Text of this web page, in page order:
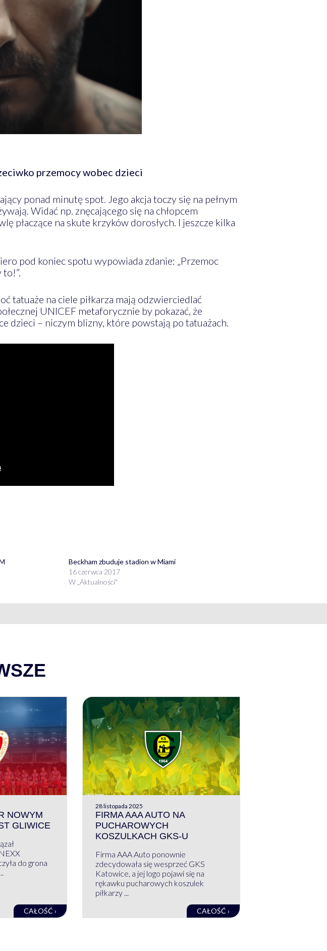
przemocy wobec dzieci
ponad minutę spot. Jego akcja toczy się na pełnym
Widać np. znęcającego się na chłopcem
płaczące na skute krzyków dorosłych. I jeszcze kilka
pod koniec spotu wypowiada zdanie: „Przemoc
to!”.
tatuaże na ciele piłkarza mają odzwierciedlać
UNICEF metaforycznie by pokazać, że
dzieci – niczym blizny, które powstają po tatuażach.
Beckham zbuduje stadion w Miami
16 czerwca 2017
W „Aktualności"
NOWYM
GLIWICE
do grona
CAŁOŚĆ ›
28 listopada 2025
FIRMA AAA AUTO NA
PUCHAROWYCH
KOSZULKACH GKS-U
Firma AAA Auto ponownie
zdecydowała się wesprzeć GKS
Katowice, a jej logo pojawi się na
rękawku pucharowych koszulek
piłkarzy ...
CAŁOŚĆ ›